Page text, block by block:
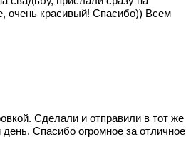
очень красивый! Спасибо)) Всем
Сделали и отправили в тот же
Спасибо огромное за отличное